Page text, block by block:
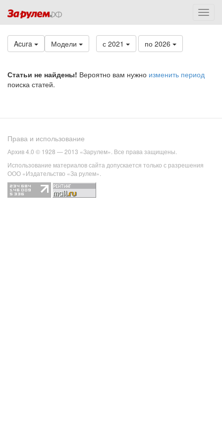
Acura Модели с 2021 по 2026
Статьи не найдены! Вероятно вам нужно изменить период
поиска статей.
Права и использование
Архив 4.0 © 1928 — 2013 «Зарулем». Все права защищены.
Использование материалов сайта допускается только с разрешения
ООО «Издательство «За рулем».